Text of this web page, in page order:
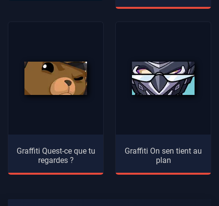
Graffiti Quest-ce que tu
regardes ?
Graffiti On sen tient au
plan